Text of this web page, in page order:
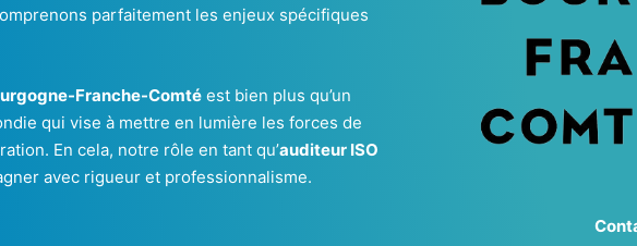
parfaitement les enjeux spécifiques
Franche-Comté est bien plus qu’un
qui vise à mettre en lumière les forces de
En cela, notre rôle en tant qu’auditeur ISO
avec rigueur et professionnalisme.